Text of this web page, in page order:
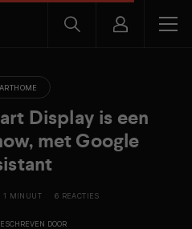
Display is een
met Google
1 MINUUT 6 REACTIES
DOOR